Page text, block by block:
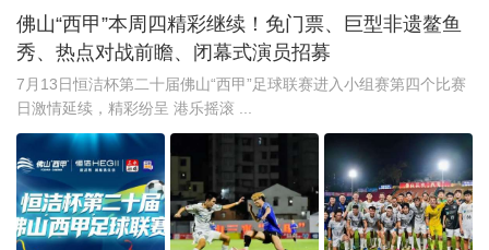
佛山“西甲”本周四精彩继续！免门票、巨型非遗鳌鱼
秀、热点对战前瞻、闭幕式演员招募
7月13日恒洁杯第二十届佛山“西甲”足球联赛进入小组赛第四个比赛
日激情延续，精彩纷呈 港乐摇滚 ...